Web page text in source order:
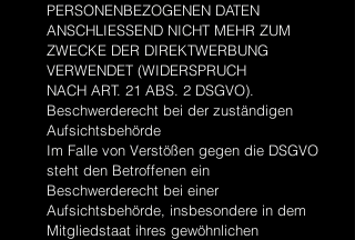
PERSONENBEZOGENEN DATEN
ANSCHLIESSEND NICHT MEHR ZUM
ZWECKE DER DIREKTWERBUNG
VERWENDET (WIDERSPRUCH
NACH ART. 21 ABS. 2 DSGVO).
Beschwerderecht bei der zuständigen
Aufsichtsbehörde
Im Falle von Verstößen gegen die DSGVO
steht den Betroffenen ein
Beschwerderecht bei einer
Aufsichtsbehörde, insbesondere in dem
Mitgliedstaat ihres gewöhnlichen